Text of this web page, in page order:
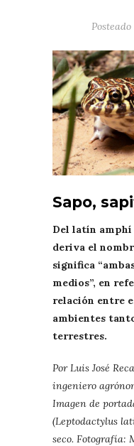
Posteado
Sapo,
Del latín amphí
deriva el
significa
medios”, en
relación entre
ambientes
terrestres.
Por Luis José
ingeniero
Imagen de
(Leptodactylus
seco. Fotografía: